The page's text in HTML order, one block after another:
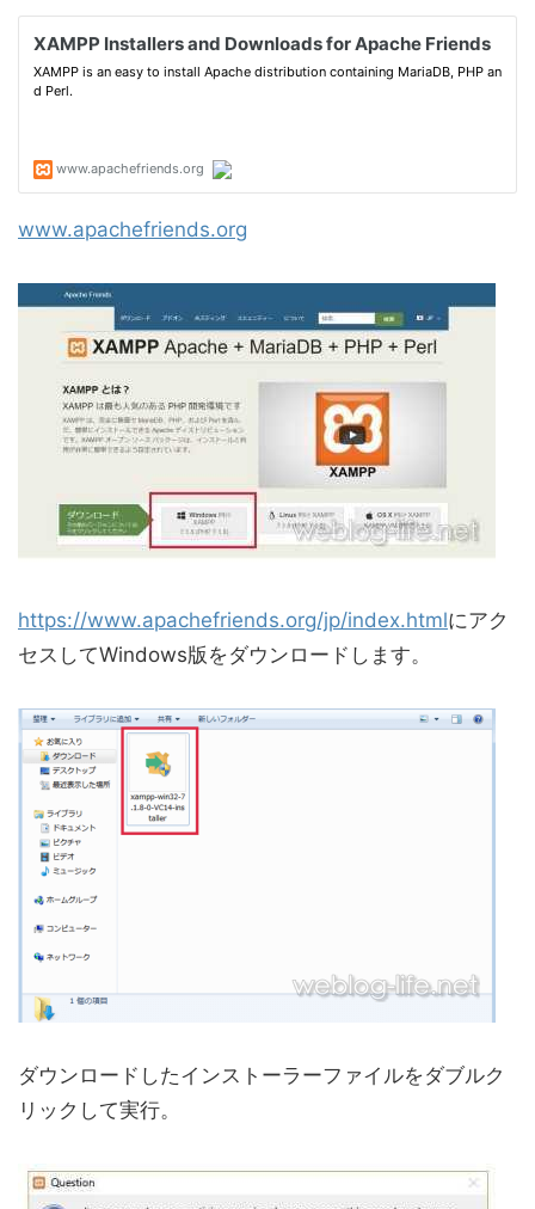
www.apachefriends.org
https://www.apachefriends.org/jp/index.htmlにアク
セスしてWindows版をダウンロードします。
ダウンロードしたインストーラーファイルをダブルク
リックして実行。